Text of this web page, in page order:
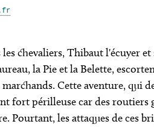
chevaliers, Thibaut l'écuyer et
la Pie et la Belette,
marchands. Cette aventure, qui
fort périlleuse car des routiers
Pourtant, les attaques de ces